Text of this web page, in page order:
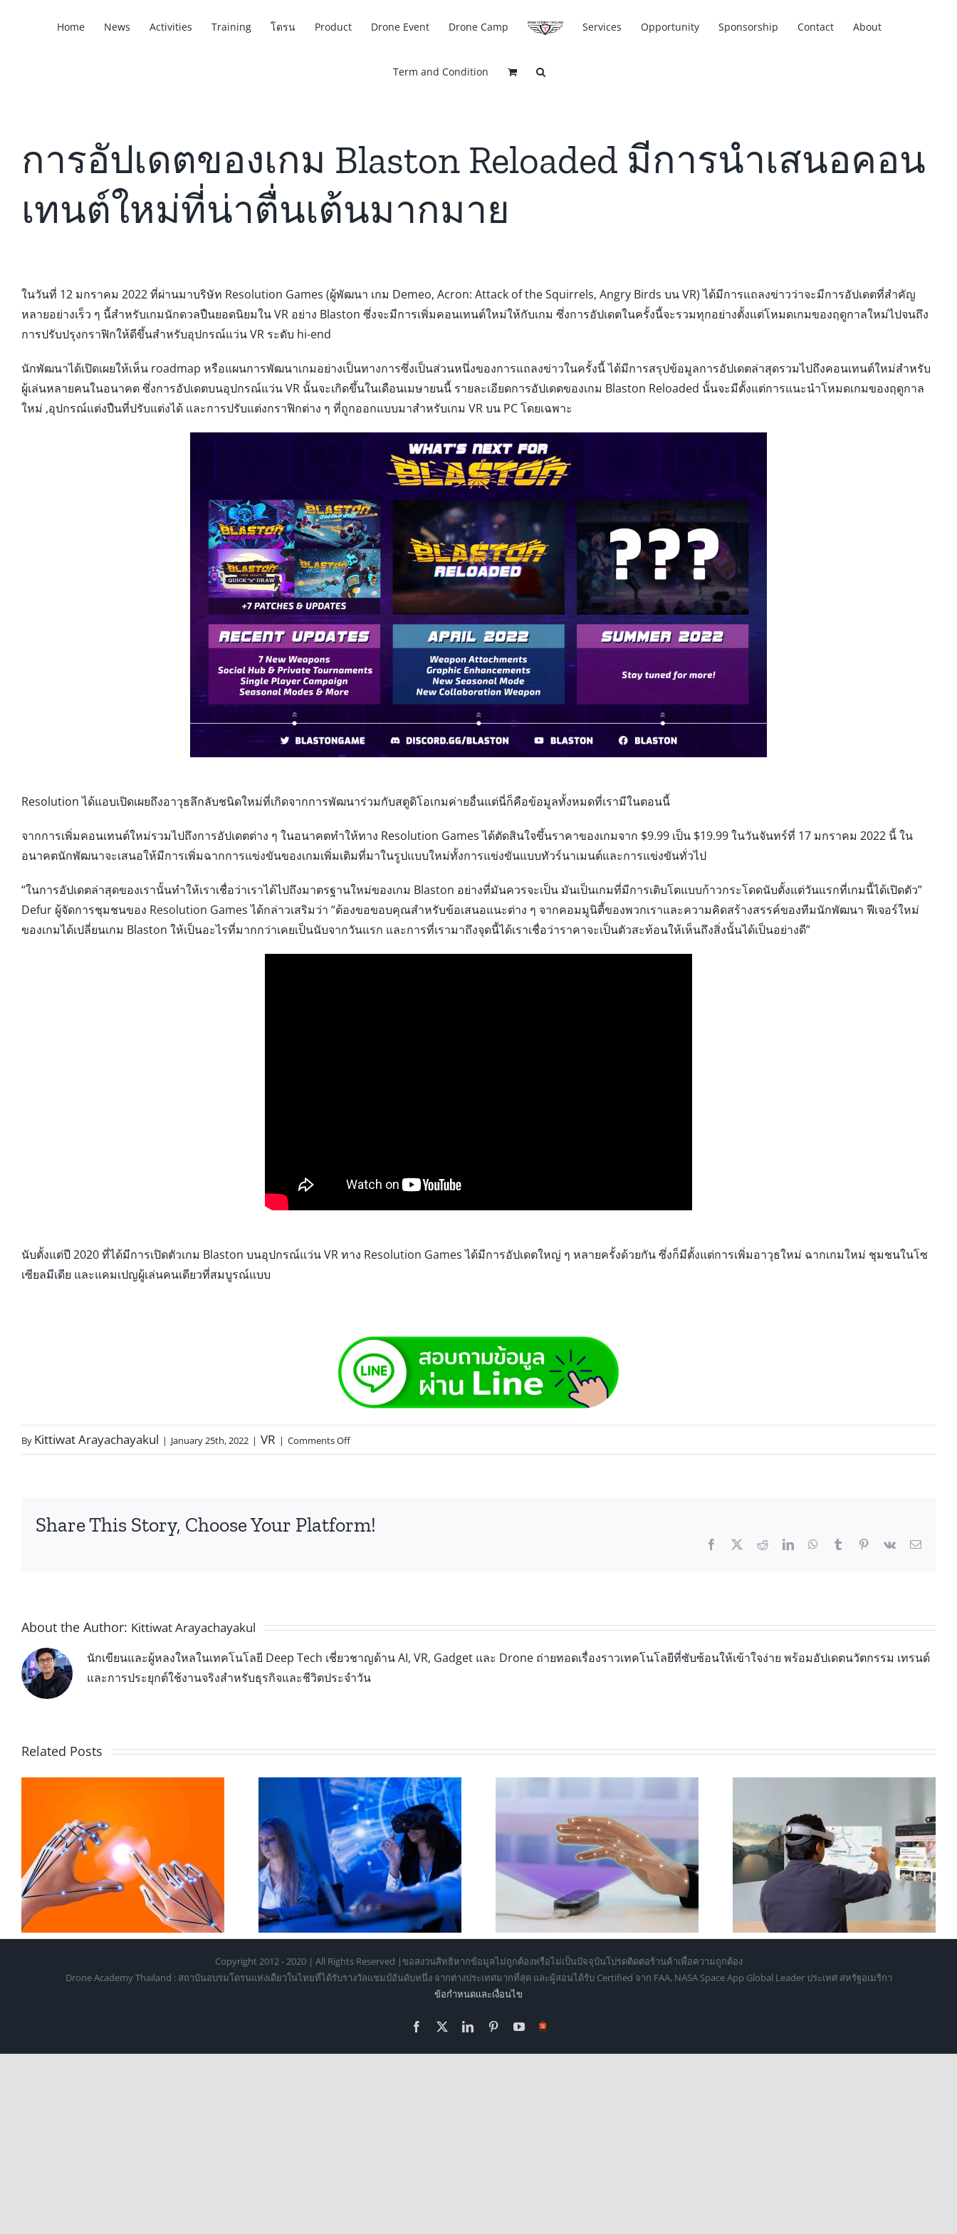
Home News Activities Training โดรน Product Drone Event Drone Camp Services Opportunity Sponsorship Contact About
Term and Condition
การอัปเดตของเกม Blaston Reloaded มีการนำเสนอคอน
เทนต์ใหม่ที่น่าตื่นเต้นมากมาย
ในวันที่ 12 มกราคม 2022 ที่ผ่านมาบริษัท Resolution Games (ผู้พัฒนา เกม Demeo, Acron: Attack of the Squirrels, Angry Birds บน VR) ได้มีการแถลงข่าวว่าจะมีการอัปเดตที่สำคัญ
หลายอย่างเร็ว ๆ นี้สำหรับเกมนักดวลปืนยอดนิยมใน VR อย่าง Blaston ซึ่งจะมีการเพิ่มคอนเทนต์ใหม่ให้กับเกม ซึ่งการอัปเดตในครั้งนี้จะรวมทุกอย่างตั้งแต่โหมดเกมของฤดูกาลใหม่ไปจนถึง
การปรับปรุงกราฟิกให้ดีขึ้นสำหรับอุปกรณ์แว่น VR ระดับ hi-end
นักพัฒนาได้เปิดเผยให้เห็น roadmap หรือแผนการพัฒนาเกมอย่างเป็นทางการซึ่งเป็นส่วนหนึ่งของการแถลงข่าวในครั้งนี้ ได้มีการสรุปข้อมูลการอัปเดตล่าสุดรวมไปถึงคอนเทนต์ใหม่สำหรับ
ผู้เล่นหลายคนในอนาคต ซึ่งการอัปเดตบนอุปกรณ์แว่น VR นั้นจะเกิดขึ้นในเดือนเมษายนนี้ รายละเอียดการอัปเดตของเกม Blaston Reloaded นั้นจะมีตั้งแต่การแนะนำโหมดเกมของฤดูกาล
ใหม่ ,อุปกรณ์แต่งปืนที่ปรับแต่งได้ และการปรับแต่งกราฟิกต่าง ๆ ที่ถูกออกแบบมาสำหรับเกม VR บน PC โดยเฉพาะ
Resolution ได้แอบเปิดเผยถึงอาวุธลึกลับชนิดใหม่ที่เกิดจากการพัฒนาร่วมกับสตูดิโอเกมค่ายอื่นแต่นี่ก็คือข้อมูลทั้งหมดที่เรามีในตอนนี้
จากการเพิ่มคอนเทนต์ใหม่รวมไปถึงการอัปเดตต่าง ๆ ในอนาคตทำให้ทาง Resolution Games ได้ตัดสินใจขึ้นราคาของเกมจาก $9.99 เป็น $19.99 ในวันจันทร์ที่ 17 มกราคม 2022 นี้ ใน
อนาคตนักพัฒนาจะเสนอให้มีการเพิ่มฉากการแข่งขันของเกมเพิ่มเติมที่มาในรูปแบบใหม่ทั้งการแข่งขันแบบทัวร์นาเมนต์และการแข่งขันทั่วไป
“ในการอัปเดตล่าสุดของเรานั้นทำให้เราเชื่อว่าเราได้ไปถึงมาตรฐานใหม่ของเกม Blaston อย่างที่มันควรจะเป็น มันเป็นเกมที่มีการเติบโตแบบก้าวกระโดดนับตั้งแต่วันแรกที่เกมนี้ได้เปิดตัว”
Defur ผู้จัดการชุมชนของ Resolution Games ได้กล่าวเสริมว่า “ต้องขอขอบคุณสำหรับข้อเสนอแนะต่าง ๆ จากคอมมูนิตี้ของพวกเราและความคิดสร้างสรรค์ของทีมนักพัฒนา ฟีเจอร์ใหม่
ของเกมได้เปลี่ยนเกม Blaston ให้เป็นอะไรที่มากกว่าเคยเป็นนับจากวันแรก และการที่เรามาถึงจุดนี้ได้เราเชื่อว่าราคาจะเป็นตัวสะท้อนให้เห็นถึงสิ่งนั้นได้เป็นอย่างดี”
นับตั้งแต่ปี 2020 ที่ได้มีการเปิดตัวเกม Blaston บนอุปกรณ์แว่น VR ทาง Resolution Games ได้มีการอัปเดตใหญ่ ๆ หลายครั้งด้วยกัน ซึ่งก็มีตั้งแต่การเพิ่มอาวุธใหม่ ฉากเกมใหม่ ชุมชนในโซ
เซียลมีเดีย และแคมเปญผู้เล่นคนเดียวที่สมบูรณ์แบบ
By Kittiwat Arayachayakul | January 25th, 2022 | VR | Comments Off
Share This Story, Choose Your Platform!
About the Author: Kittiwat Arayachayakul
นักเขียนและผู้หลงใหลในเทคโนโลยี Deep Tech เชี่ยวชาญด้าน AI, VR, Gadget และ Drone ถ่ายทอดเรื่องราวเทคโนโลยีที่ซับซ้อนให้เข้าใจง่าย พร้อมอัปเดตนวัตกรรม เทรนด์
และการประยุกต์ใช้งานจริงสำหรับธุรกิจและชีวิตประจำวัน
Related Posts
XR ในห้องเรียนมหาวิทยาลัย:
บทบาทของ Hand Tracking ใน
การเรียนรู้ยุคใหม่
Leap Motion Controller 2 กับ
การออกแบบ Hand Tracking
สำหรับ XR ระดับมืออาชีพ
Infinite Office: เปลี่ยนทุกที่ให้
เป็น “ออฟฟิศลอยฟ้า” ด้วย
Samsung Galaxy XR… มันแทน
โน้ตบุ๊กได้จริงไหม?
Leap Motion Controller 2 คือ
อะไร และเหมาะกับใครบ้างในปี
2026
Copyright 2012 - 2020 | All Rights Reserved |ขอสงวนสิทธิหากข้อมูลไม่ถูกต้องหรือไม่เป็นปัจจุบันโปรดติดต่อร้านค้าเพื่อความถูกต้อง
Drone Academy Thailand : สถาบันอบรมโดรนแห่งเดียวในไทยที่ได้รับรางวัลแชมป์อันดับหนึ่ง จากต่างประเทศมากที่สุด และผู้สอนได้รับ Certified จาก FAA, NASA Space App Global Leader ประเทศ สหรัฐอเมริกา
ข้อกำหนดเเละเงื่อนไข